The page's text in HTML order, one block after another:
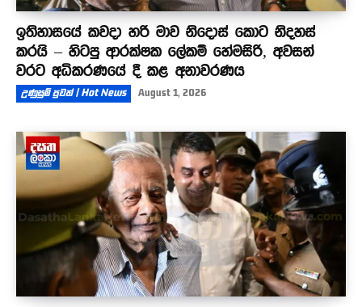
ඉතිහාසයේ කවදා හරි මාව නිදොස් කොට නිදහස්
කරයි – හිටපු ආරක්ෂක ලේකම් හේමසිරි, අවසන්
වරට අධිකරණයේ දී කළ අනාවරණය
උණුසුම් පුවත් | Hot News August 1, 2026